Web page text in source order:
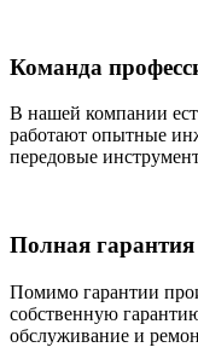
Команда
В нашей компании
работают опытные
передовые
Полная гарантия
Помимо гарантии
собственную
обслуживание и